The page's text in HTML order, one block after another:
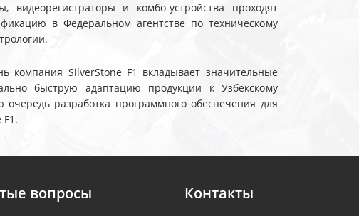
видеорегистраторы и комбо-устройства проходят
в Федеральном агентстве по техническому
компания SilverStone F1 вкладывает значительные
быструю адаптацию продукции к Узбекскому
разработка программного обеспечения для
F1.
вопросы Контакты